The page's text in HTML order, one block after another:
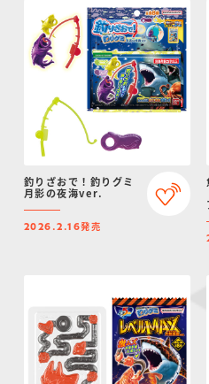
釣りざおで！釣りグミ
月影の夜海ver.
2026.2.16発売